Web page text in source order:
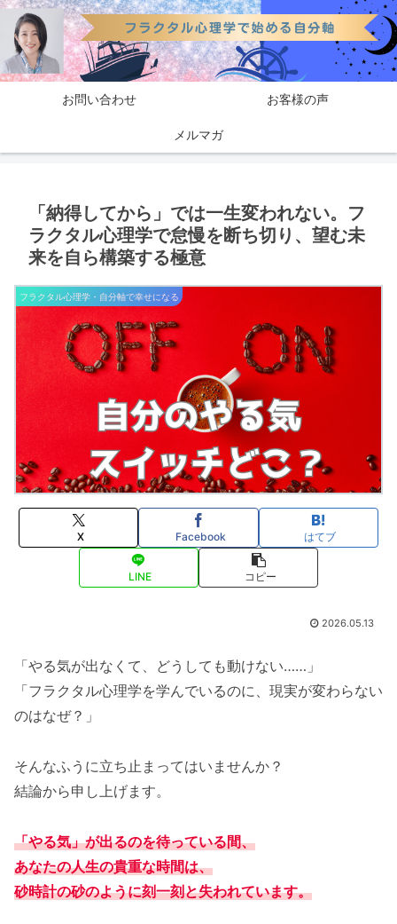
お問い合わせ お客様の声
メルマガ
「納得してから」では一生変われない。フ
ラクタル心理学で怠慢を断ち切り、望む未
来を自ら構築する極意
フラクタル心理学・自分軸で幸せになる
X Facebook はてブ
LINE コピー
2026.05.13
「やる気が出なくて、どうしても動けない……」
「フラクタル心理学を学んでいるのに、現実が変わらない
のはなぜ？」
そんなふうに立ち止まってはいませんか？
結論から申し上げます。
「やる気」が出るのを待っている間、
あなたの人生の貴重な時間は、
砂時計の砂のように刻一刻と失われています。